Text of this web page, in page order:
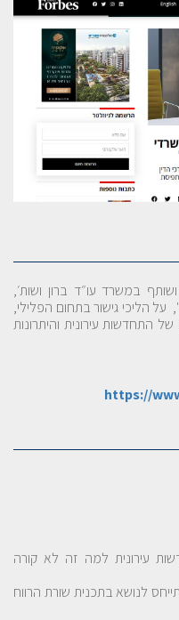
במשרד עו״ד ברון ושות׳,
על הליכי גישור בתחום הפלילי,
של התחדשות עירונית והיתרונות
https://
עירונית למה זה לא קורה
לנושא בתכנית שורת הרווח